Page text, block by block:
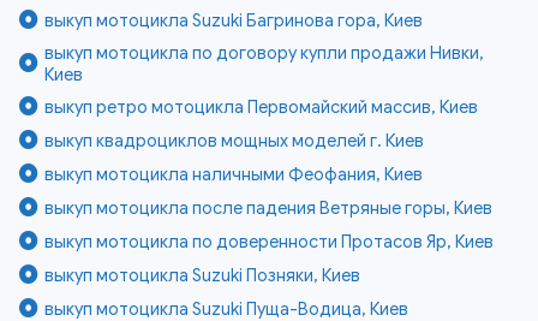
выкуп мотоцикла Suzuki Багринова гора, Киев
выкуп мотоцикла по договору купли продажи Нивки,
Киев
выкуп ретро мотоцикла Первомайский массив, Киев
выкуп квадроциклов мощных моделей г. Киев
выкуп мотоцикла наличными Феофания, Киев
выкуп мотоцикла после падения Ветряные горы, Киев
выкуп мотоцикла по доверенности Протасов Яр, Киев
выкуп мотоцикла Suzuki Позняки, Киев
выкуп мотоцикла Suzuki Пуща-Водица, Киев